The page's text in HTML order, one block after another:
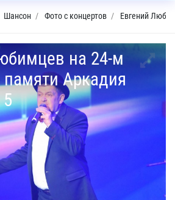
Шансон Фото с концертов Евгений
на 24-м
Аркадия